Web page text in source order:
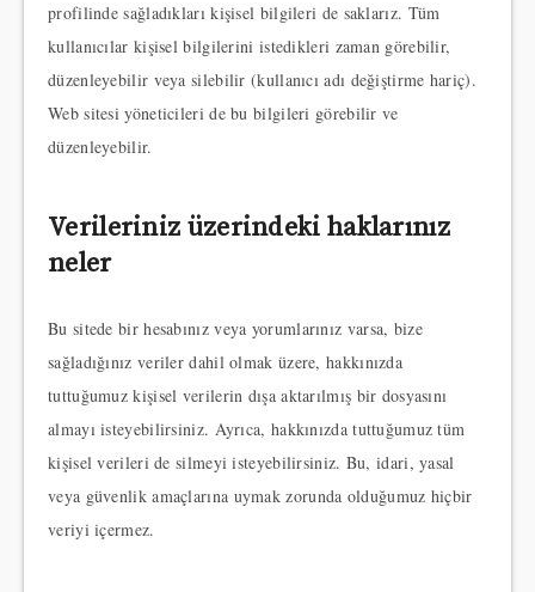
profilinde sağladıkları kişisel bilgileri de saklarız. Tüm
kullanıcılar kişisel bilgilerini istedikleri zaman görebilir,
düzenleyebilir veya silebilir (kullanıcı adı değiştirme hariç).
Web sitesi yöneticileri de bu bilgileri görebilir ve
düzenleyebilir.
Verileriniz üzerindeki haklarınız
neler
Bu sitede bir hesabınız veya yorumlarınız varsa, bize
sağladığınız veriler dahil olmak üzere, hakkınızda
tuttuğumuz kişisel verilerin dışa aktarılmış bir dosyasını
almayı isteyebilirsiniz. Ayrıca, hakkınızda tuttuğumuz tüm
kişisel verileri de silmeyi isteyebilirsiniz. Bu, idari, yasal
veya güvenlik amaçlarına uymak zorunda olduğumuz hiçbir
veriyi içermez.